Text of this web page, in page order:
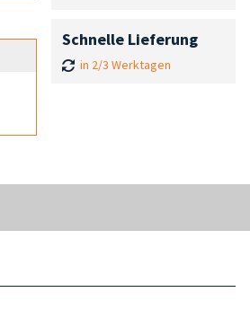
Schnelle Lieferung
in 2/3 Werktagen